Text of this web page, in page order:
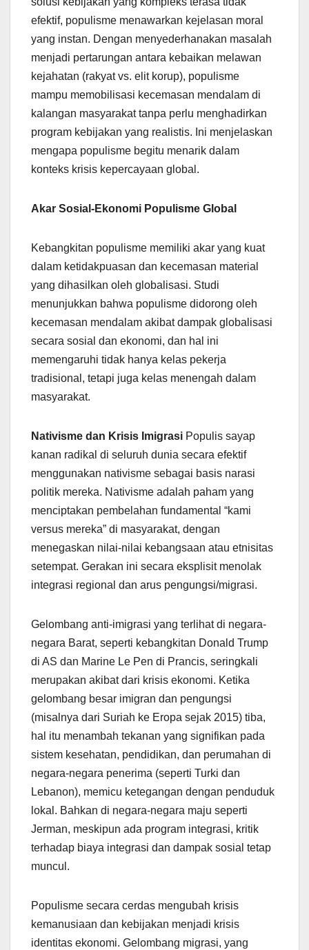
efektif, populisme menawarkan kejelasan moral
yang instan. Dengan menyederhanakan masalah
menjadi pertarungan antara kebaikan melawan
kejahatan (rakyat vs. elit korup), populisme
mampu memobilisasi kecemasan mendalam di
kalangan masyarakat tanpa perlu menghadirkan
program kebijakan yang realistis. Ini menjelaskan
mengapa populisme begitu menarik dalam
konteks krisis kepercayaan global.
Akar Sosial-Ekonomi Populisme Global
Kebangkitan populisme memiliki akar yang kuat
dalam ketidakpuasan dan kecemasan material
yang dihasilkan oleh globalisasi. Studi
menunjukkan bahwa populisme didorong oleh
kecemasan mendalam akibat dampak globalisasi
secara sosial dan ekonomi, dan hal ini
memengaruhi tidak hanya kelas pekerja
tradisional, tetapi juga kelas menengah dalam
masyarakat.
Nativisme dan Krisis Imigrasi Populis sayap
kanan radikal di seluruh dunia secara efektif
menggunakan nativisme sebagai basis narasi
politik mereka. Nativisme adalah paham yang
menciptakan pembelahan fundamental “kami
versus mereka” di masyarakat, dengan
menegaskan nilai-nilai kebangsaan atau etnisitas
setempat. Gerakan ini secara eksplisit menolak
integrasi regional dan arus pengungsi/migrasi.
Gelombang anti-imigrasi yang terlihat di negara-
negara Barat, seperti kebangkitan Donald Trump
di AS dan Marine Le Pen di Prancis, seringkali
merupakan akibat dari krisis ekonomi. Ketika
gelombang besar imigran dan pengungsi
(misalnya dari Suriah ke Eropa sejak 2015) tiba,
hal itu menambah tekanan yang signifikan pada
sistem kesehatan, pendidikan, dan perumahan di
negara-negara penerima (seperti Turki dan
Lebanon), memicu ketegangan dengan penduduk
lokal. Bahkan di negara-negara maju seperti
Jerman, meskipun ada program integrasi, kritik
terhadap biaya integrasi dan dampak sosial tetap
muncul.
Populisme secara cerdas mengubah krisis
kemanusiaan dan kebijakan menjadi krisis
identitas ekonomi. Gelombang migrasi, yang